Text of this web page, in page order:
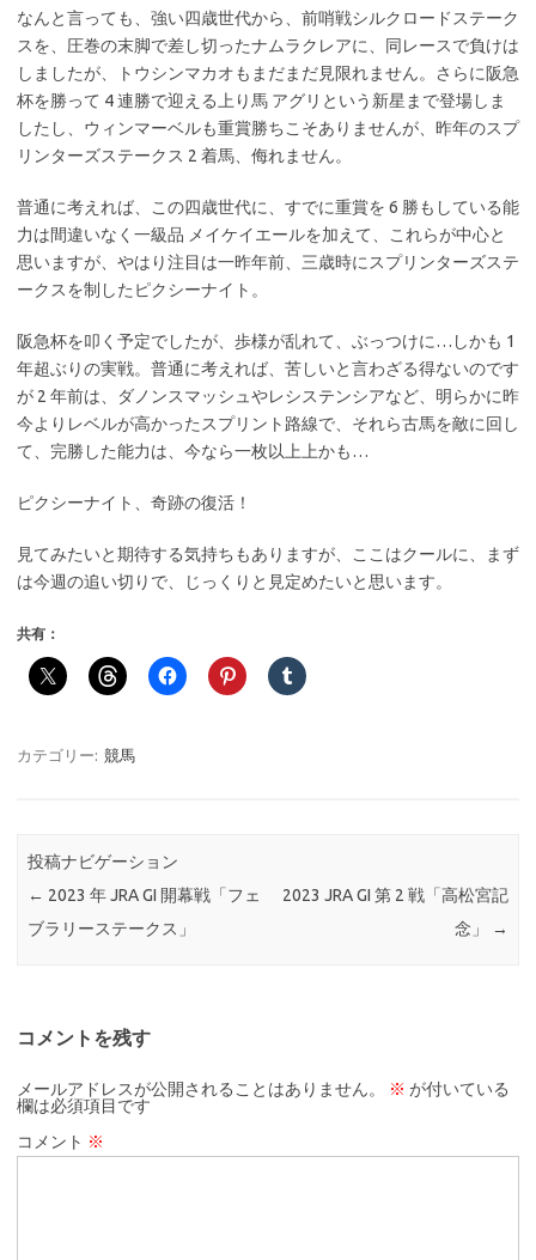
なんと言っても、強い四歳世代から、前哨戦シルクロードステーク
スを、圧巻の末脚で差し切ったナムラクレアに、同レースで負けは
しましたが、トウシンマカオもまだまだ見限れません。さらに阪急
杯を勝って 4 連勝で迎える上り馬 アグリという新星まで登場しま
したし、ウィンマーベルも重賞勝ちこそありませんが、昨年のスプ
リンターズステークス 2 着馬、侮れません。
普通に考えれば、この四歳世代に、すでに重賞を 6 勝もしている能
力は間違いなく一級品 メイケイエールを加えて、これらが中心と
思いますが、やはり注目は一昨年前、三歳時にスプリンターズステ
ークスを制したピクシーナイト。
阪急杯を叩く予定でしたが、歩様が乱れて、ぶっつけに…しかも 1
年超ぶりの実戦。普通に考えれば、苦しいと言わざる得ないのです
が 2 年前は、ダノンスマッシュやレシステンシアなど、明らかに昨
今よりレベルが高かったスプリント路線で、それら古馬を敵に回し
て、完勝した能力は、今なら一枚以上上かも…
ピクシーナイト、奇跡の復活！
見てみたいと期待する気持ちもありますが、ここはクールに、まず
は今週の追い切りで、じっくりと見定めたいと思います。
共有：
カテゴリー: 競馬
投稿ナビゲーション
← 2023 年 JRA GI 開幕戦「フェ
ブラリーステークス」
2023 JRA GI 第 2 戦「高松宮記
念」
→
コメントを残す
メールアドレスが公開されることはありません。 ※ が付いている
欄は必須項目です
コメント ※